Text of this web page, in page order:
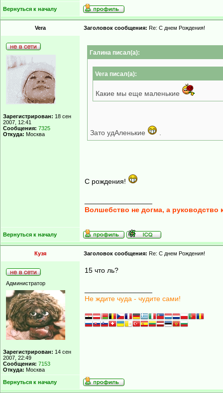
Вернуться к началу
Vera Заголовок сообщения: Re: С днем Рождения!
Зарегистрирован: 18 сен
2007, 12:41
Сообщения: 7325
Откуда: Москва
Гaлинa писал(а):
Vera писал(а):
Какие мы еще маленькие
Зато удАленькие
С рождения!
Волшебство не догма, а руководство
Вернуться к началу
Кузя Заголовок сообщения: Re: С днем Рождения!
Администратор
Зарегистрирован: 14 сен
2007, 22:49
Сообщения: 7153
Откуда: Москва
15 что ль?
Не ждите чуда - чудите сами!
Вернуться к началу